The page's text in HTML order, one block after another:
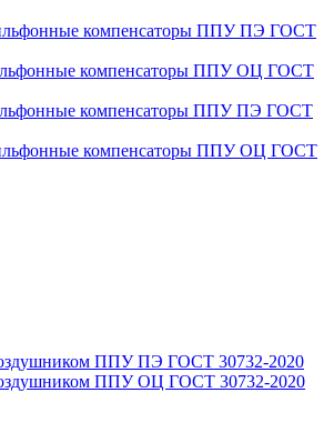
компенсаторы ППУ ПЭ ГОСТ
компенсаторы ППУ ОЦ ГОСТ
компенсаторы ППУ ПЭ ГОСТ
компенсаторы ППУ ОЦ ГОСТ
ППУ ПЭ ГОСТ 30732-2020
ППУ ОЦ ГОСТ 30732-2020